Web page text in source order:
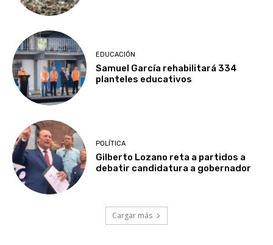
EDUCACIÓN
Samuel García rehabilitará 334
planteles educativos
POLÍTICA
Gilberto Lozano reta a partidos a
debatir candidatura a gobernador
Cargar más